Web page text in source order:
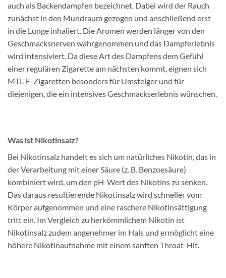
auch als Backendampfen bezeichnet. Dabei wird der Rauch
zunächst in den Mundraum gezogen und anschließend erst
in die Lunge inhaliert. Die Aromen werden länger von den
Geschmacksnerven wahrgenommen und das Dampferlebnis
wird intensiviert. Da diese Art des Dampfens dem Gefühl
einer regulären Zigarette am nächsten kommt, eignen sich
MTL-E-Zigaretten besonders für Umsteiger und für
diejenigen, die ein intensives Geschmackserlebnis wünschen.
Was ist Nikotinsalz?
Bei Nikotinsalz handelt es sich um natürliches Nikotin, das in
der Verarbeitung mit einer Säure (z. B. Benzoesäure)
kombiniert wird, um den pH-Wert des Nikotins zu senken.
Das daraus resultierende Nikotinsalz wird schneller vom
Körper aufgenommen und eine raschere Nikotinsättigung
tritt ein. Im Vergleich zu herkömmlichem Nikotin ist
Nikotinsalz zudem angenehmer im Hals und ermöglicht eine
höhere Nikotinaufnahme mit einem sanften Throat-Hit.